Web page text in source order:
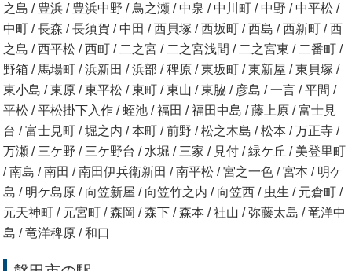
之島 / 豊浜 / 豊浜中野 / 鳥之瀬 / 中泉 / 中川町 / 中野 / 中平松 /
中町 / 長森 / 長須賀 / 中田 / 西貝塚 / 西坂町 / 西島 / 西新町 / 西
之島 / 西平松 / 西町 / 二之宮 / 二之宮浅間 / 二之宮東 / 二番町 /
野箱 / 馬場町 / 浜新田 / 浜部 / 稗原 / 東坂町 / 東新屋 / 東貝塚 /
東小島 / 東原 / 東平松 / 東町 / 東山 / 東脇 / 彦島 / 一言 / 平間 /
平松 / 平松掛下入作 / 蛭池 / 福田 / 福田中島 / 藤上原 / 富士見
台 / 富士見町 / 堀之内 / 本町 / 前野 / 松之木島 / 松本 / 万正寺 /
万瀬 / 三ケ野 / 三ケ野台 / 水堀 / 三家 / 見付 / 緑ケ丘 / 美登里町
/ 南島 / 南田 / 南田伊兵衛新田 / 南平松 / 宮之一色 / 宮本 / 明ケ
島 / 明ケ島原 / 向笠新屋 / 向笠竹之内 / 向笠西 / 虫生 / 元倉町 /
元天神町 / 元宮町 / 森岡 / 森下 / 森本 / 社山 / 弥藤太島 / 竜洋中
島 / 竜洋稗原 / 和口